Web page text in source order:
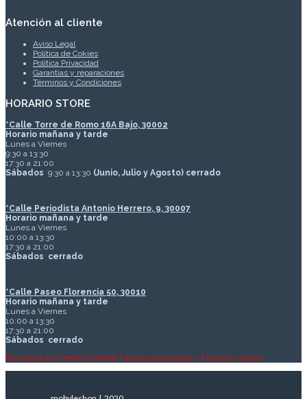
Atención al cliente
Aviso Legal
Política de Cokies
Política Privacidad
Garantías y reparaciones
Términos y Condiciones
HORARIO STORE
*Calle Torre de Romo 16A Bajo, 30002
Horario mañana y tarde
Lunes a Viernes
9:30 a 13:30
17:30 a 21:00
Sábados 9:30 a 13:30 (Junio, Julio y Agosto) cerrado
*Calle Periodista Antonio Herrero, 9, 30007
Horario mañana y tarde
Lunes a Viernes
10:00 a 13:30
17:30 a 21:00
Sábados cerrado
*Calle Paseo Florencia 50, 30010
Horario mañana y tarde
Lunes a Viernes
10:00 a 13:30
17:30 a 21:00
Sábados cerrado
Para todos los Centros Cerrado Festivos Nacionales y Festivos Locales